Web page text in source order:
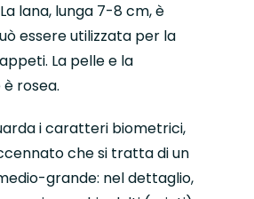
lana, lunga 7-8 cm, è
essere utilizzata per la
La pelle e la
rosea.
i caratteri biometrici,
che si tratta di un
grande: nel dettaglio,